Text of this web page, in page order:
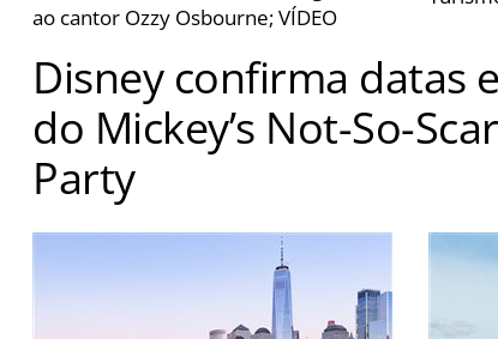
ao cantor Ozzy Osbourne; VÍDEO
Disney confirma datas
do Mickey’s Not-So-
Party
Visitantes terão a chance de encontrar os